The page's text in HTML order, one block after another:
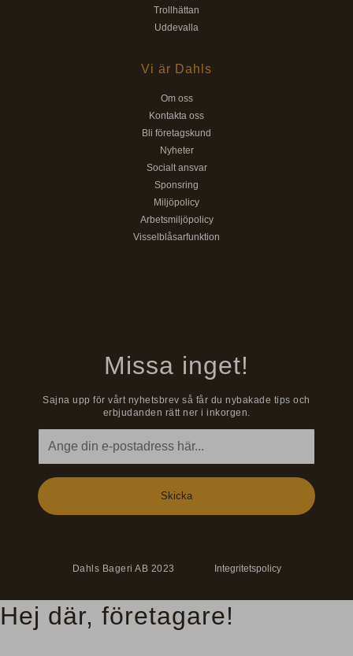
Trollhättan
Uddevalla
Vi är Dahls
Om oss
Kontakta oss
Bli företagskund
Nyheter
Socialt ansvar
Sponsring
Miljöpolicy
Arbetsmiljöpolicy
Visselblåsarfunktion
Missa inget!
Sajna upp för vårt nyhetsbrev så får du nybakade tips och
erbjudanden rätt ner i inkorgen.
Dahls Bageri AB 2023 Integritetspolicy
Hej där, företagare!